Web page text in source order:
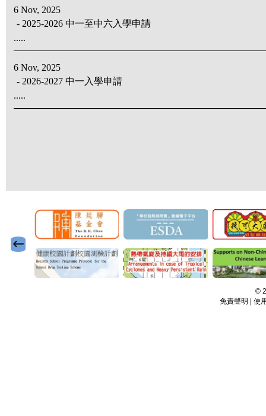
6 Nov, 2025
- 2025-2026 中一至中六入學申請
.....
6 Nov, 2025
- 2026-2027 中一入學申請
.....
©
免責聲明 | 使